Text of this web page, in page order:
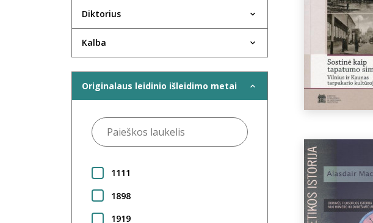
Diktorius
Kalba
Originalaus leidinio išleidimo metai
1111
1898
1919